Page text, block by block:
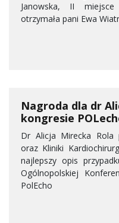
Janowska, II
otrzymała pani Ewa
Nagroda dla dr
kongresie
Dr Alicja Mirecka Rola
oraz Kliniki
najlepszy opis
Ogólnopolskiej
PolEcho